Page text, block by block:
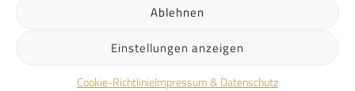
Ablehnen
Einstellungen anzeigen
Cookie-RichtlinieImpressum & Datenschutz
IMPRESSUM DATENSCHUTZERKLÄRUNG